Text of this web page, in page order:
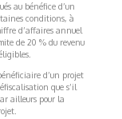
au bénéfice d’un
conditions, à
d’affaires annuel
de 20 % du revenu
d’un projet
que s’il
ailleurs pour la